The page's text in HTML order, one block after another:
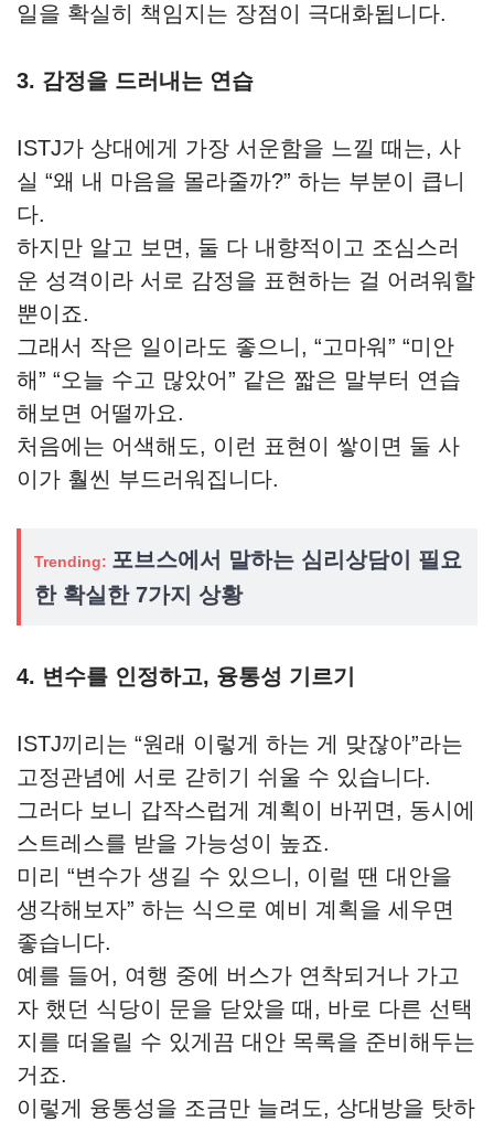
일을 확실히 책임지는 장점이 극대화됩니다.
3. 감정을 드러내는 연습
ISTJ가 상대에게 가장 서운함을 느낄 때는, 사
실 “왜 내 마음을 몰라줄까?” 하는 부분이 큽니
다.
하지만 알고 보면, 둘 다 내향적이고 조심스러
운 성격이라 서로 감정을 표현하는 걸 어려워할
뿐이죠.
그래서 작은 일이라도 좋으니, “고마워” “미안
해” “오늘 수고 많았어” 같은 짧은 말부터 연습
해보면 어떨까요.
처음에는 어색해도, 이런 표현이 쌓이면 둘 사
이가 훨씬 부드러워집니다.
Trending: 포브스에서 말하는 심리상담이 필요
한 확실한 7가지 상황
4. 변수를 인정하고, 융통성 기르기
ISTJ끼리는 “원래 이렇게 하는 게 맞잖아”라는
고정관념에 서로 갇히기 쉬울 수 있습니다.
그러다 보니 갑작스럽게 계획이 바뀌면, 동시에
스트레스를 받을 가능성이 높죠.
미리 “변수가 생길 수 있으니, 이럴 땐 대안을
생각해보자” 하는 식으로 예비 계획을 세우면
좋습니다.
예를 들어, 여행 중에 버스가 연착되거나 가고
자 했던 식당이 문을 닫았을 때, 바로 다른 선택
지를 떠올릴 수 있게끔 대안 목록을 준비해두는
거죠.
이렇게 융통성을 조금만 늘려도, 상대방을 탓하